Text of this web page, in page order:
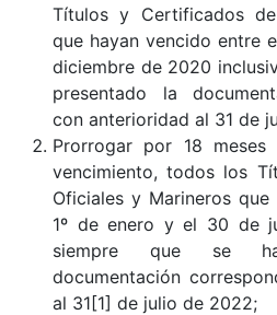
Títulos y Certificados
que hayan vencido entre
diciembre de 2020
presentado la
con anterioridad al 31 de
Prorrogar por 18
vencimiento, todos los
Oficiales y Marineros
1º de enero y el 30 de
siempre que se
documentación
al 31[1] de julio de 2022;